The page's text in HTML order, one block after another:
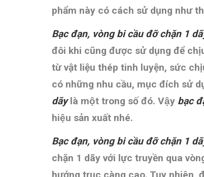
phẩm này có cách sử dụng như
Bạc đạn, vòng bi cầu đỡ chặn 1
đôi khi cũng được sử dụng để
từ vật liệu thép tinh luyện, sức
có những nhu cầu, mục đích sử
dãylà một trong số đó. Vậy bạc
hiệu sản xuất nhé.
Bạc đạn, vòng bi cầu đỡ chặn 1
chặn 1 dãy với lực truyền qua
hướng trục càng cao. Tuy nhiên,